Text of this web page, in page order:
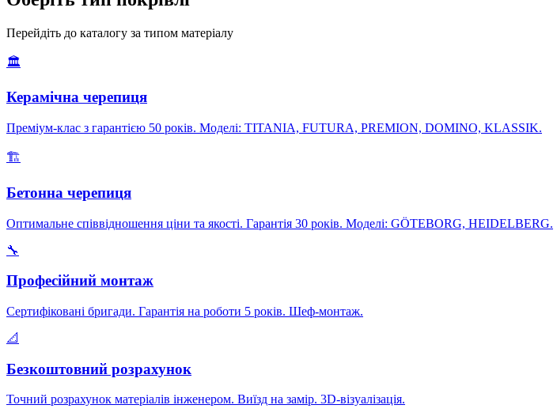
Перейдіть до каталогу за типом матеріалу
🏛️
Керамічна черепиця
Преміум-клас з гарантією 50 років. Моделі: TITANIA, FUTURA, PREMION, DOMINO, KLASSIK.
🏗️
Бетонна черепиця
Оптимальне співвідношення ціни та якості. Гарантія 30 років. Моделі: GÖTEBORG, HEIDELBERG.
🔧
Професійний монтаж
Сертифіковані бригади. Гарантія на роботи 5 років. Шеф-монтаж.
📐
Безкоштовний розрахунок
Точний розрахунок матеріалів інженером. Виїзд на замір. 3D-візуалізація.